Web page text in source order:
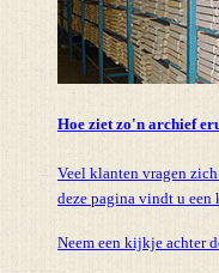
Hoe ziet zo'n archief
Veel klanten vragen
deze pagina vindt u een
Neem een kijkje achter